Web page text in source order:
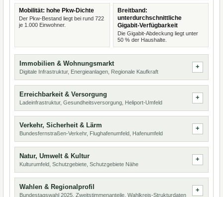
Mobilität: hohe Pkw-Dichte
Der Pkw-Bestand liegt bei rund 722
je 1.000 Einwohner.
Breitband:
unterdurchschnittliche
Gigabit-Verfügbarkeit
Die Gigabit-Abdeckung liegt unter
50 % der Haushalte.
Immobilien & Wohnungsmarkt
Digitale Infrastruktur, Energieanlagen, Regionale Kaufkraft
Erreichbarkeit & Versorgung
Ladeinfrastruktur, Gesundheitsversorgung, Heliport-Umfeld
Verkehr, Sicherheit & Lärm
Bundesfernstraßen-Verkehr, Flughafenumfeld, Hafenumfeld
Natur, Umwelt & Kultur
Kulturumfeld, Schutzgebiete, Schutzgebiete Nähe
Wahlen & Regionalprofil
Bundestagswahl 2025, Zweitstimmenanteile, Wahlkreis-Strukturdaten